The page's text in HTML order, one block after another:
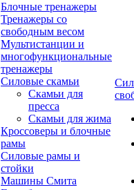
Блочные тренажеры
Тренажеры со
свободным весом
Мультистанции и
многофункциональные
тренажеры
Силовые скамьи
Скамьи для
пресса
Скамьи для жима
Кроссоверы и блочные
рамы
Силовые рамы и
стойки
Машины Смита